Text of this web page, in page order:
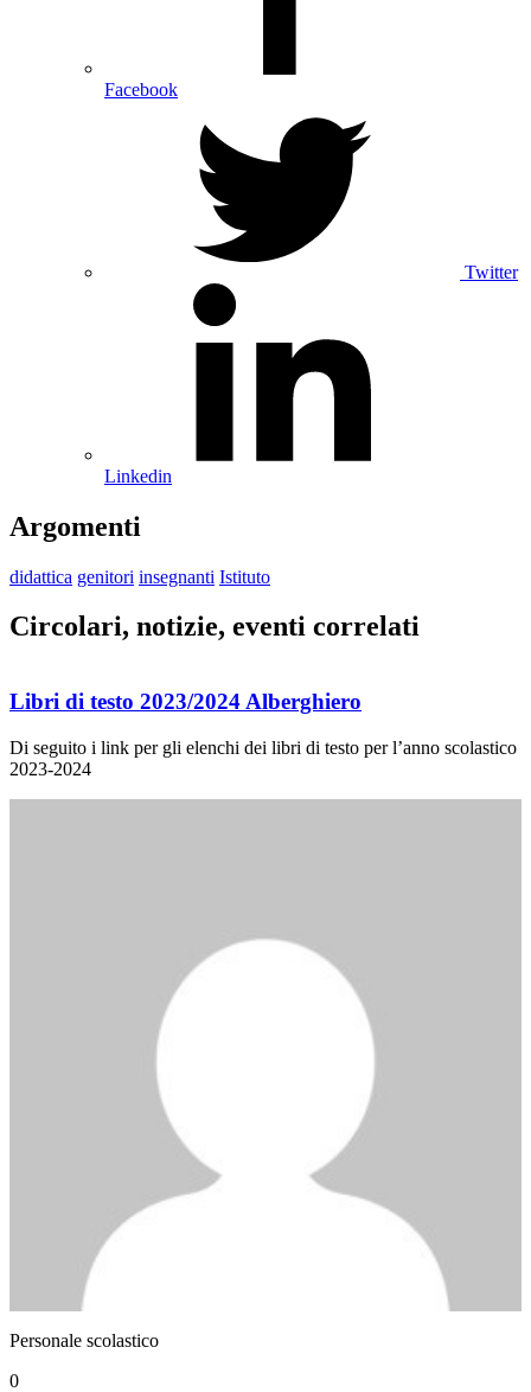
Facebook
Twitter
Linkedin
Argomenti
didattica genitori insegnanti Istituto
Circolari, notizie, eventi correlati
Libri di testo 2023/2024 Alberghiero
Di seguito i link per gli elenchi dei libri di testo per l’anno scolastico
2023-2024
Personale scolastico
0